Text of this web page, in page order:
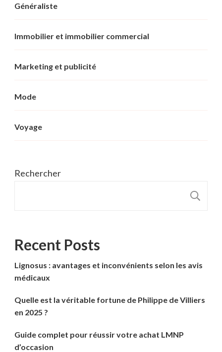
Généraliste
Immobilier et immobilier commercial
Marketing et publicité
Mode
Voyage
Rechercher
Recent Posts
Lignosus : avantages et inconvénients selon les avis
médicaux
Quelle est la véritable fortune de Philippe de Villiers
en 2025 ?
Guide complet pour réussir votre achat LMNP
d’occasion